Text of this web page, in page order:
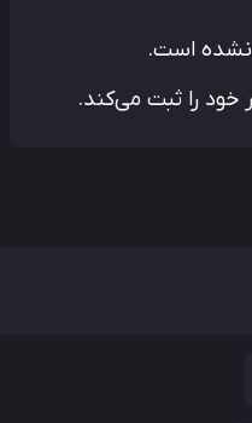
است.
را ثبت می‌کند.